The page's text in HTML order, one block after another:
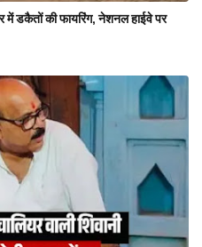
में डकैतों की फायरिंग, नेशनल हाईवे पर